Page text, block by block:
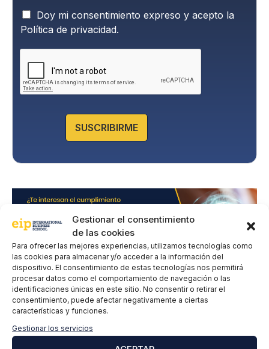
Gestionar el consentimiento
de las cookies
Para ofrecer las mejores experiencias, utilizamos tecnologías como
las cookies para almacenar y/o acceder a la información del
dispositivo. El consentimiento de estas tecnologías nos permitirá
procesar datos como el comportamiento de navegación o las
identificaciones únicas en este sitio. No consentir o retirar el
consentimiento, puede afectar negativamente a ciertas
características y funciones.
Gestionar los servicios
P
o
í
c
a
i
d
a
d
*
Doy mi consentimiento expreso y acepto la
Política de privacidad.
SUSCRIBIRME
Deja un comentario